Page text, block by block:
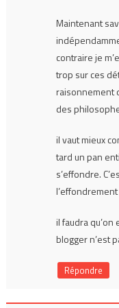
Maintenant
contraire je
trop sur ces
raisonnement
des
il vaut mieux
tard un pan
s’effondre.
il faudra
blogger n’est
Répondre